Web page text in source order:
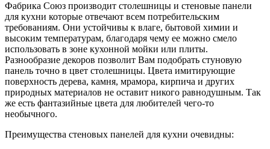
Фабрика Союз производит столешницы и стеновые панели
для кухни которые отвечают всем потребительским
требованиям. Они устойчивы к влаге, бытовой химии и
высоким температурам, благодаря чему ее можно смело
использовать в зоне кухонной мойки или плиты.
Разнообразие декоров позволит Вам подобрать стуновую
панель точно в цвет столешницы. Цвета имитирующие
поверхность дерева, камня, мрамора, кирпича и других
природных материалов не оставит никого равнодушным. Так
же есть фантазийные цвета для любителей чего-то
необычного.
Преимущества стеновых панелей для кухни очевидны: